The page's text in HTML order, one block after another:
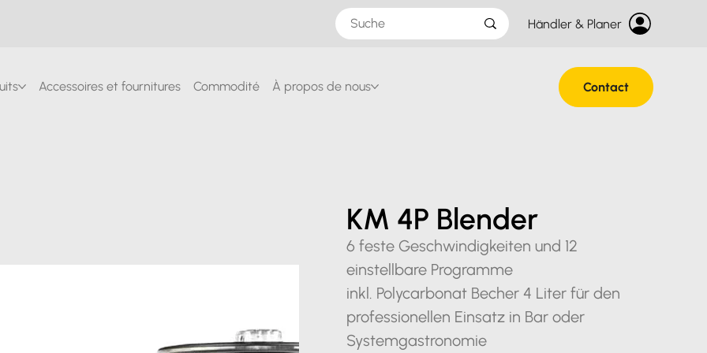
Händler & Planer
Contact
Accessoires et fournitures Commodité À propos de nous
KM 4P Blender
6 feste Geschwindigkeiten und 12
einstellbare Programme
inkl. Polycarbonat Becher 4 Liter für den
professionellen Einsatz in Bar oder
Systemgastronomie